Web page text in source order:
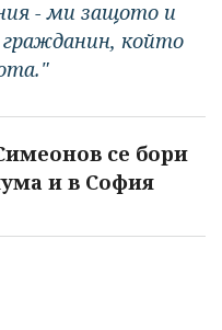
- ми защото и
който
се бори
и в София